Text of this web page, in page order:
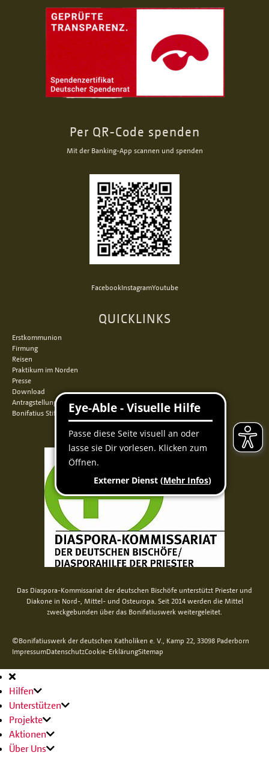
Per QR-Code spenden
Mit der Banking-App scannen und spenden
FacebookInstagramYoutube
QUICKLINKS
Erstkommunion
Firmung
Reisen
Praktikum im Norden
Presse
Download
Antragstellung
Bonifatius Stiftungszentrum
Das Diaspora-Kommissariat der deutschen Bischöfe unterstützt Priester und
Diakone in Nord-, Mittel- und Osteuropa. Seit 2014 werden die Mittel
zweckgebunden über das Bonifatiuswerk weitergeleitet.
©Bonifatiuswerk der deutschen Katholiken e. V., Kamp 22, 33098 Paderborn
ImpressumDatenschutzCookie-ErklärungSitemap
Hauptnavigation
Hilfen
Unterstützen
Projekte
Aktionen
Über Uns